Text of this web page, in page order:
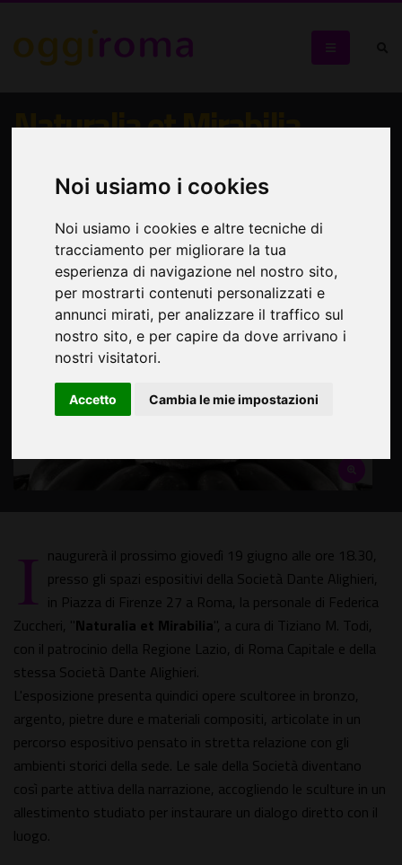
Noi usiamo i cookies
Noi usiamo i cookies e altre tecniche di
tracciamento per migliorare la tua
esperienza di navigazione nel nostro sito,
per mostrarti contenuti personalizzati e
annunci mirati, per analizzare il traffico sul
nostro sito, e per capire da dove arrivano i
nostri visitatori.
Accetto Cambia le mie impostazioni
Naturalia et Mirabilia
argento, pietre dure e materiali compositi
I naugurerà il prossimo giovedì 19 giugno alle ore 18.30,
presso gli spazi espositivi della Società Dante Alighieri,
in Piazza di Firenze 27 a Roma, la personale di Federica
Zuccheri, "Naturalia et Mirabilia", a cura di Tiziano M. Todi,
con il patrocinio della Regione Lazio, di Roma Capitale e della
stessa Società Dante Alighieri.
L'esposizione presenta quindici opere scultoree in bronzo,
argento, pietre dure e materiali compositi, articolate in un
percorso espositivo pensato in stretta relazione con gli
ambienti storici della sede. Le sale della Società diventano
così parte attiva della narrazione, accogliendo le sculture in un
allestimento studiato per instaurare un dialogo diretto con il
luogo.